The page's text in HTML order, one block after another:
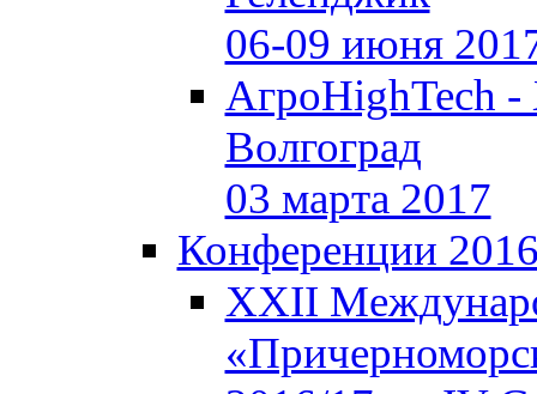
06-09 июня
АгроHighTech
Волгоград
03 марта 2017
Конференции
XXII